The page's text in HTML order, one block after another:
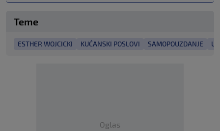
Teme
ESTHER WOJCICKI KUĆANSKI POSLOVI SAMOPOUZDANJE
Oglas